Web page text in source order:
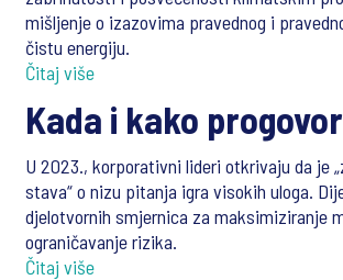
mišljenje o izazovima pravednog i
čistu energiju.
Čitaj više
Kada i kako
U 2023., korporativni lideri otkrivaju da je
stava“ o nizu pitanja igra visokih uloga.
djelotvornih smjernica za maksimiziranje
ograničavanje rizika.
Čitaj više